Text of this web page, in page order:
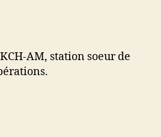
AM, station soeur de